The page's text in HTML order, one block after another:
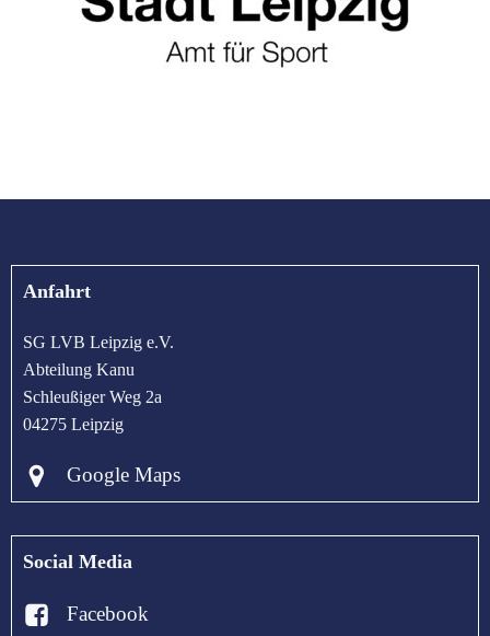
Anfahrt
SG LVB Leipzig e.V.
Abteilung Kanu
Schleußiger Weg 2a
04275 Leipzig
Google Maps
Social Media
Facebook